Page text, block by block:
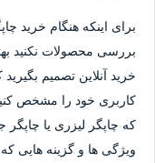
برای اینکه هنگام خرید
بررسی محصولات نکنید
خرید آنلاین تصمیم
کاربری خود را مشخص
که چاپگر لیزری یا
ویژگی ها و گزینه هایی